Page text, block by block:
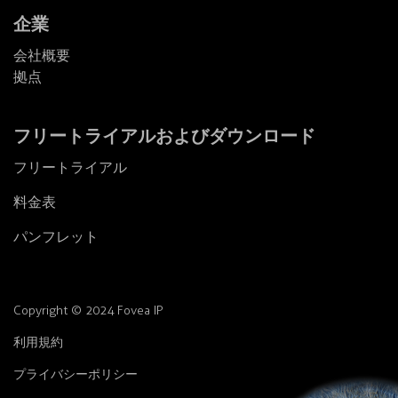
企業
会社概要
拠点
フリートライアルおよびダウンロード
フリートライアル
料金表
パンフレット
Copyright © 2024 Fovea IP
利用規約
プライバシーポリシー